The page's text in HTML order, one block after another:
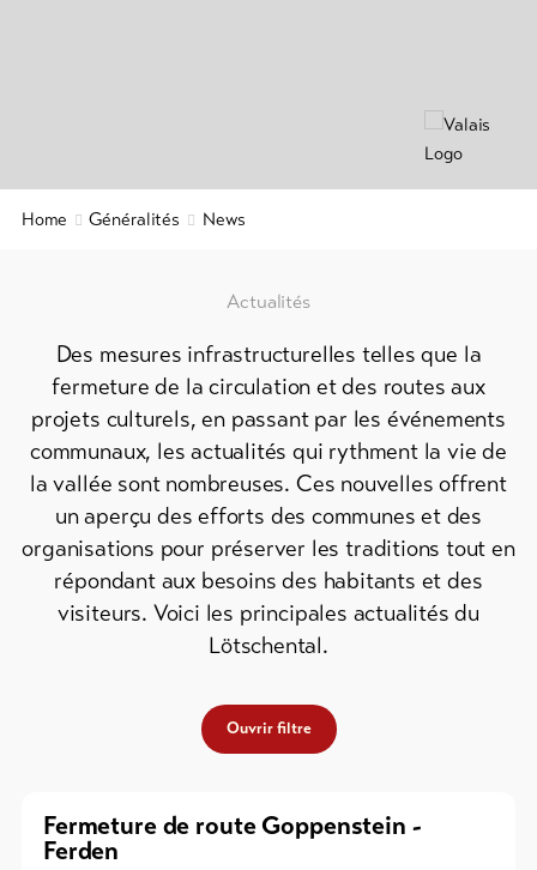
Webcams
Météo
Shops
l'aperçu
Forfaits
de ski
Forfaits
Home Généralités News
Actualités
Des mesures infrastructurelles telles que la
fermeture de la circulation et des routes aux
projets culturels, en passant par les événements
communaux, les actualités qui rythment la vie de
la vallée sont nombreuses. Ces nouvelles offrent
un aperçu des efforts des communes et des
organisations pour préserver les traditions tout en
répondant aux besoins des habitants et des
visiteurs. Voici les principales actualités du
Lötschental.
Ouvrir filtre
Fermeture de route Goppenstein -
Ferden